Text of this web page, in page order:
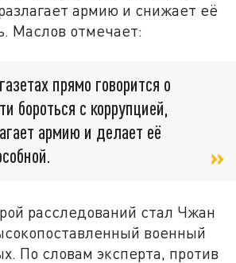
армию и снижает её
Маслов отмечает:
прямо говорится о
бороться с коррупцией,
армию и делает её
расследований стал Чжан
военный
По словам эксперта, против